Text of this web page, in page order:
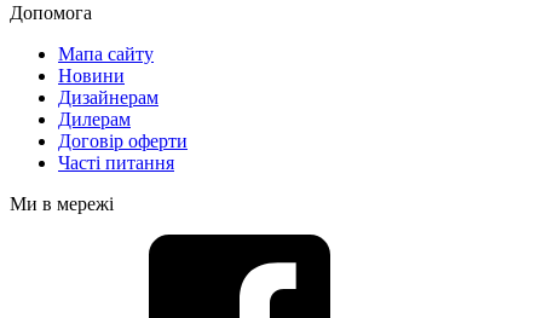
Допомога
Мапа сайту
Новини
Дизайнерам
Дилерам
Договір оферти
Часті питання
Ми в мережі